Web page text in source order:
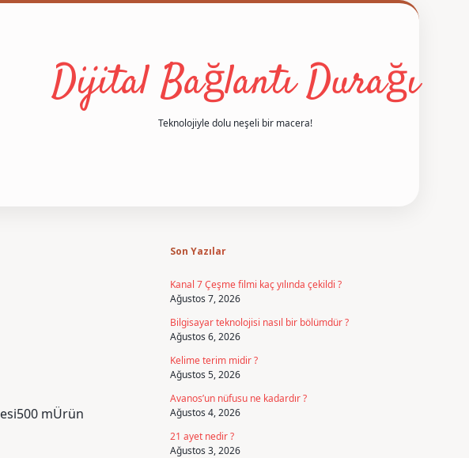
Dijital Bağlantı Durağı
Teknolojiyle dolu neşeli bir macera!
mÜrün
Son Yazılar
Kanal 7 Çeşme filmi kaç yılında çekildi ?
Ağustos 7, 2026
Bilgisayar teknolojisi nasıl bir bölümdür ?
Ağustos 6, 2026
Kelime terim midir ?
Ağustos 5, 2026
Avanos’un nüfusu ne kadardır ?
Ağustos 4, 2026
21 ayet nedir ?
Ağustos 3, 2026